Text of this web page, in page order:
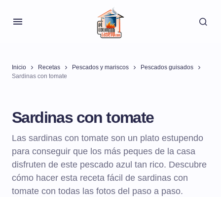
Inicio Recetas Pescados y mariscos
Pescados guisados
Sardinas con tomate
Sardinas con tomate
Las sardinas con tomate son un plato estupendo
para conseguir que los más peques de la casa
disfruten de este pescado azul tan rico. Descubre
cómo hacer esta receta fácil de sardinas con
tomate con todas las fotos del paso a paso.